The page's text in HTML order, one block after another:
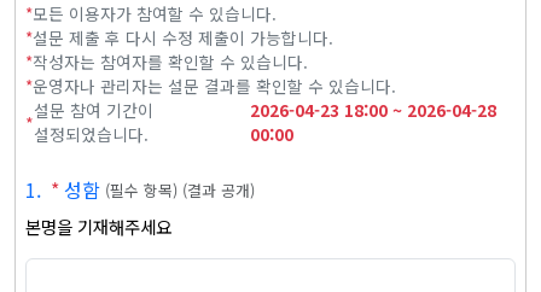
*모든 이용자가 참여할 수 있습니다.
*설문 제출 후 다시 수정 제출이 가능합니다.
*작성자는 참여자를 확인할 수 있습니다.
*운영자나 관리자는 설문 결과를 확인할 수 있습니다.
*설문 참여 기간이
설정되었습니다.
2026-04-23 18:00~ 2026-04-28
00:00
1. *성함 (필수 항목) (결과 공개)
본명을 기재해주세요